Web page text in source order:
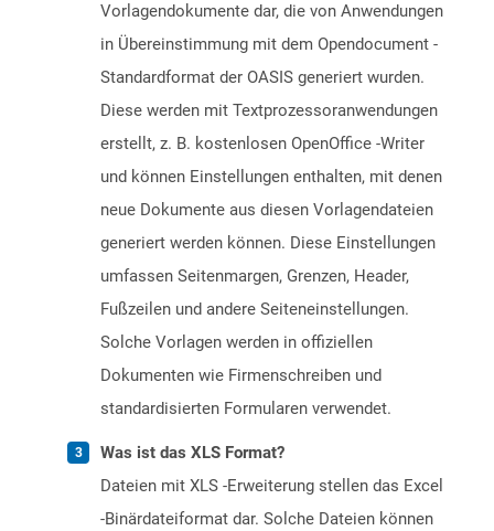
Vorlagendokumente dar, die von Anwendungen
in Übereinstimmung mit dem Opendocument -
Standardformat der OASIS generiert wurden.
Diese werden mit Textprozessoranwendungen
erstellt, z. B. kostenlosen OpenOffice -Writer
und können Einstellungen enthalten, mit denen
neue Dokumente aus diesen Vorlagendateien
generiert werden können. Diese Einstellungen
umfassen Seitenmargen, Grenzen, Header,
Fußzeilen und andere Seiteneinstellungen.
Solche Vorlagen werden in offiziellen
Dokumenten wie Firmenschreiben und
standardisierten Formularen verwendet.
Was ist das XLS Format?
Dateien mit XLS -Erweiterung stellen das Excel
-Binärdateiformat dar. Solche Dateien können